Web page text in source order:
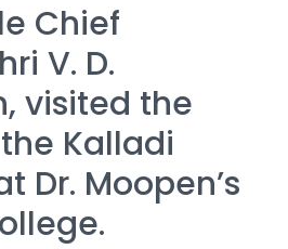
Chief
V. D.
visited the
Kalladi
Dr. Moopen’s